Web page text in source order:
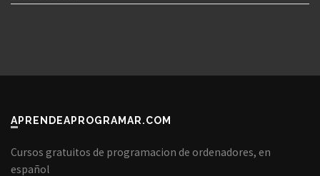
APRENDEAPROGRAMAR.COM
Cursos gratuitos de programacion de ordenadores, en
español